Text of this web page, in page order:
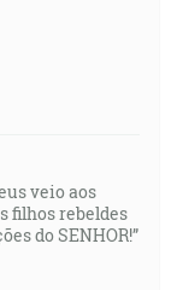
veio aos
filhos rebeldes
do SENHOR!”